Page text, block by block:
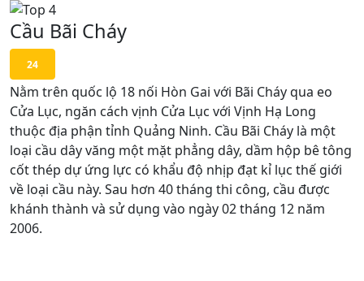
Cầu Bãi Cháy
24
Nằm trên quốc lộ 18 nối Hòn Gai với Bãi Cháy qua eo
Cửa Lục, ngăn cách vịnh Cửa Lục với Vịnh Hạ Long
thuộc địa phận tỉnh Quảng Ninh. Cầu Bãi Cháy là một
loại cầu dây văng một mặt phẳng dây, dầm hộp bê tông
cốt thép dự ứng lực có khẩu độ nhịp đạt kỉ lục thế giới
về loại cầu này. Sau hơn 40 tháng thi công, cầu được
khánh thành và sử dụng vào ngày 02 tháng 12 năm
2006.